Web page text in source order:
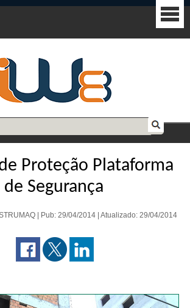
Proteção Plataforma
de Segurança
| Pub: 29/04/2014 | Atualizado: 29/04/2014